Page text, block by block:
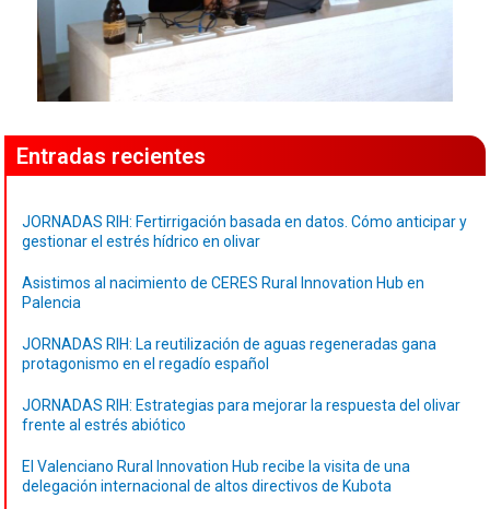
Entradas recientes
JORNADAS RIH: Fertirrigación basada en datos. Cómo anticipar y
gestionar el estrés hídrico en olivar
Asistimos al nacimiento de CERES Rural Innovation Hub en
Palencia
JORNADAS RIH: La reutilización de aguas regeneradas gana
protagonismo en el regadío español
JORNADAS RIH: Estrategias para mejorar la respuesta del olivar
frente al estrés abiótico
El Valenciano Rural Innovation Hub recibe la visita de una
delegación internacional de altos directivos de Kubota